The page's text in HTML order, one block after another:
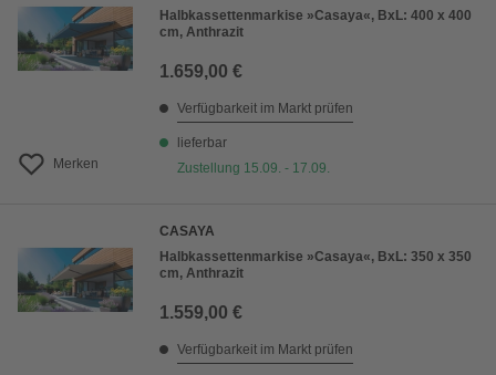
Merken
Halbkassettenmarkise »Casaya«, BxL: 400 x 400
cm, Anthrazit
1.659,00 €
Verfügbarkeit im Markt prüfen
lieferbar
Zustellung 15.09. - 17.09.
CASAYA
Halbkassettenmarkise »Casaya«, BxL: 350 x 350
cm, Anthrazit
1.559,00 €
Verfügbarkeit im Markt prüfen